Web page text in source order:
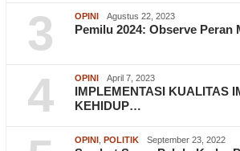
3 OPINI Agustus 22, 2023
Pemilu 2024: Observe
4 OPINI April 7, 2023
IMPLEMENTASI KUALITAS
KEHIDUP…
OPINI POLITIK September 23, 2022